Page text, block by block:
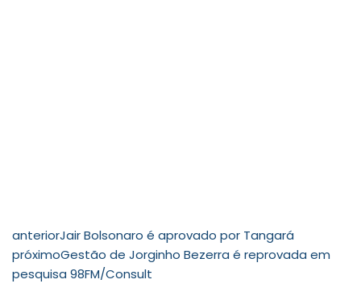
anteriorJair Bolsonaro é aprovado por Tangará
próximoGestão de Jorginho Bezerra é reprovada em
pesquisa 98FM/Consult